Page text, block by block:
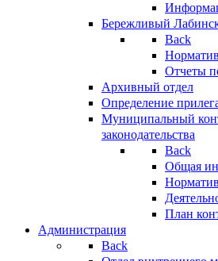
Бережливый
Back
Отчеты
Архивный отдел
Определение
Муниципальный
законодательства
Back
Общая
План
Администрация
Back